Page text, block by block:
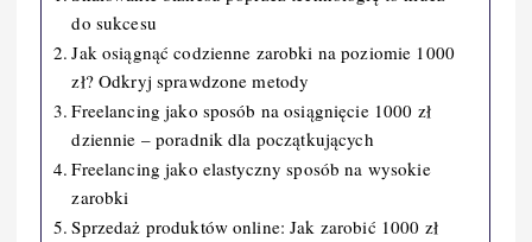
do sukcesu
Jak osiągnąć codzienne zarobki na poziomie 1000
zł? Odkryj sprawdzone metody
Freelancing jako sposób na osiągnięcie 1000 zł
dziennie – poradnik dla początkujących
Freelancing jako elastyczny sposób na wysokie
zarobki
Sprzedaż produktów online: Jak zarobić 1000 zł